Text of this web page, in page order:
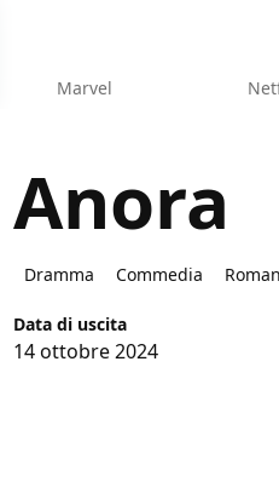
Marvel
Anora
Dramma Commedia
Data di uscita
14 ottobre 2024